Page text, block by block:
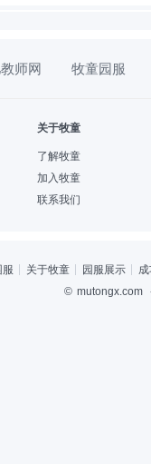
师网 牧童园服
关于牧童
了解牧童
加入牧童
联系我们
服 关于牧童 园服展示
© mutongx.com